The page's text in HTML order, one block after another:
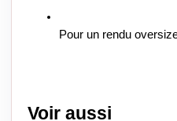
Pour un rendu
Voir aussi